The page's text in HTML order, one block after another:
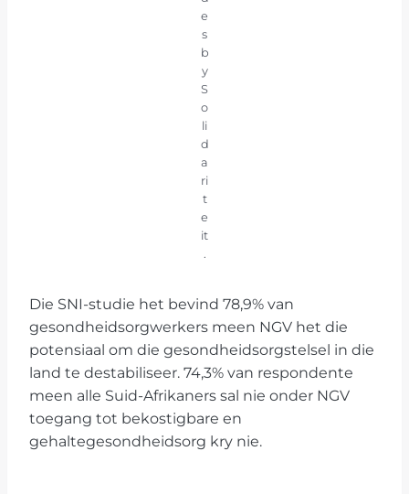
e
s
b
y
S
o
li
d
a
ri
t
e
it
.
Die SNI-studie het bevind 78,9% van
gesondheidsorgwerkers meen NGV het die
potensiaal om die gesondheidsorgstelsel in die
land te destabiliseer. 74,3% van respondente
meen alle Suid-Afrikaners sal nie onder NGV
toegang tot bekostigbare en
gehaltegesondheidsorg kry nie.